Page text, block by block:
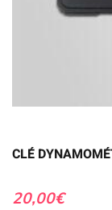
CLÉ
20,00€